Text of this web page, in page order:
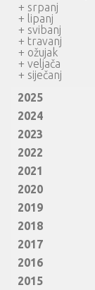
+ srpanj
+ lipanj
+ svibanj
+ travanj
+ ožujak
+ veljača
+ siječanj
2025
2024
2023
2022
2021
2020
2019
2018
2017
2016
2015